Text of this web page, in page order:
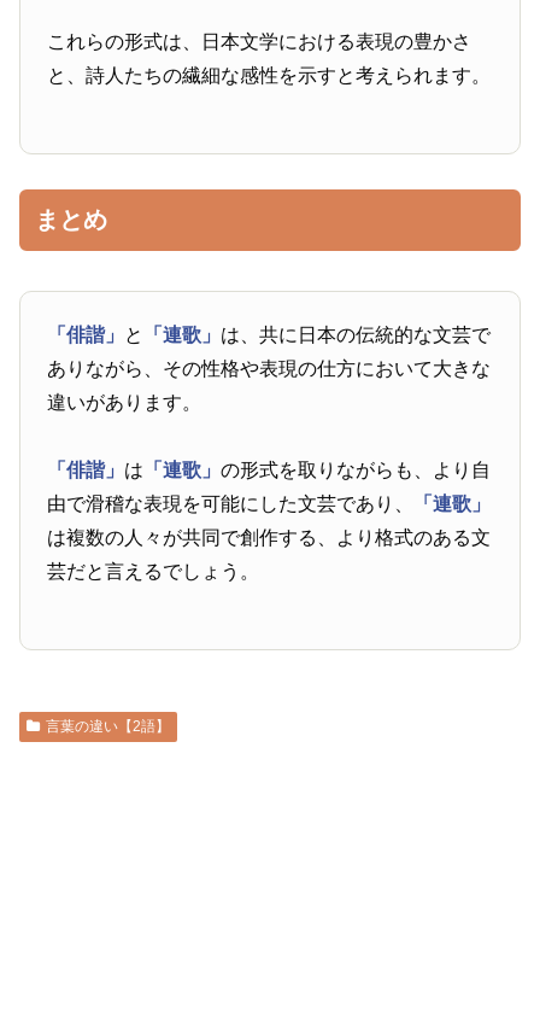
これらの形式は、日本文学における表現の豊かさ
と、詩人たちの繊細な感性を示すと考えられます。
まとめ
「俳諧」 と 「連歌」 は、共に日本の伝統的な文芸で
ありながら、その性格や表現の仕方において大きな
違いがあります。
「俳諧」 は 「連歌」の形式を取りながらも、より自
由で滑稽な表現を可能にした文芸であり、
「連歌」
は複数の人々が共同で創作する、より格式のある文
芸だと言えるでしょう。
言葉の違い【2語】